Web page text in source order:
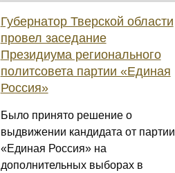
Губернатор Тверской области
провел заседание
Президиума регионального
политсовета партии «Единая
Россия»
Было принято решение о
выдвижении кандидата от партии
«Единая Россия» на
дополнительных выборах в